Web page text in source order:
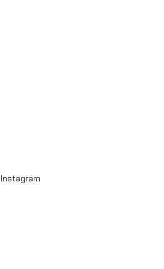
Instagram